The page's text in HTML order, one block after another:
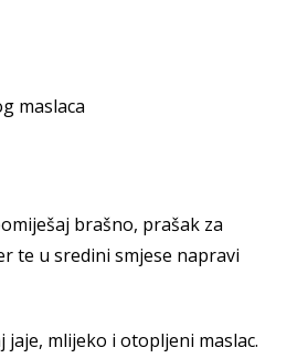
maslaca
brašno, prašak za
te u sredini smjese napravi
jaje, mlijeko i otopljeni maslac.